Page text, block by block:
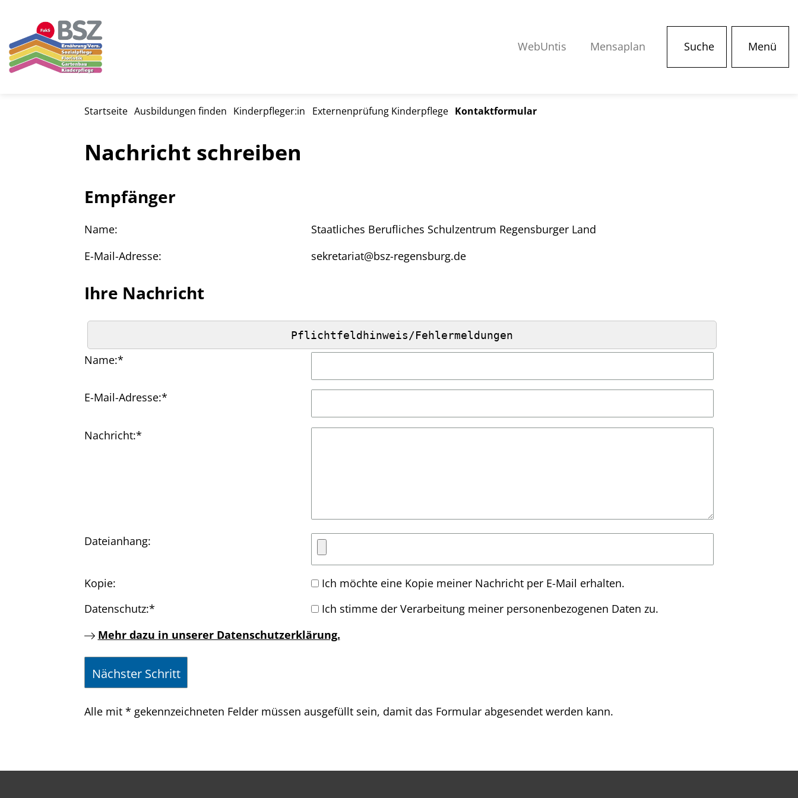
WebUntis Mensaplan Suche Menü
Startseite Ausbildungen finden Kinderpfleger:in Externenprüfung Kinderpflege Kontaktformular
Nachricht schreiben
Empfänger
Name:
Staatliches Berufliches Schulzentrum Regensburger Land
E-Mail-Adresse:
sekretariat@bsz-regensburg.de
Ihre Nachricht
Name:*
E-Mail-Adresse:*
Nachricht:*
Dateianhang:
Kopie:
Ich möchte eine Kopie meiner Nachricht per E-Mail erhalten.
Datenschutz:*
Ich stimme der Verarbeitung meiner personenbezogenen Daten zu.
Mehr dazu in unserer Datenschutzerklärung.
Alle mit * gekennzeichneten Felder müssen ausgefüllt sein, damit das Formular abgesendet werden kann.